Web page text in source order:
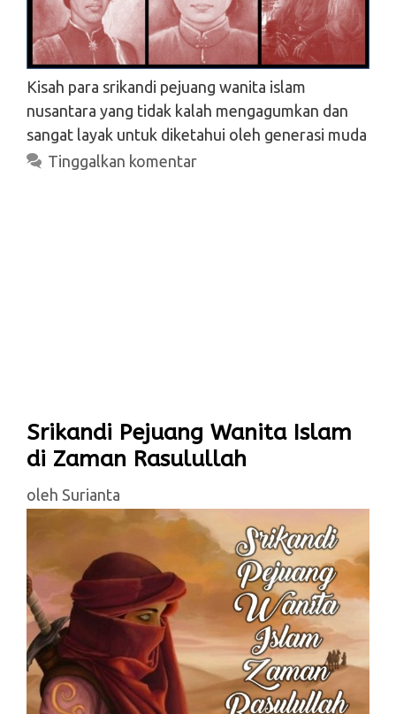
Kisah para srikandi pejuang wanita islam
nusantara yang tidak kalah mengagumkan dan
sangat layak untuk diketahui oleh generasi muda
Tinggalkan komentar
Srikandi Pejuang Wanita Islam
di Zaman Rasulullah
oleh Surianta